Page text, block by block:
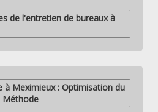
de l'entretien de bureaux à
à Meximieux : Optimisation du
Méthode